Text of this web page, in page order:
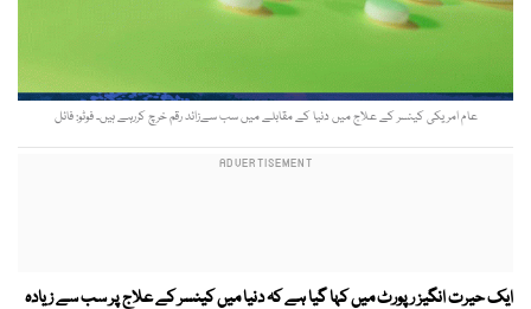
عام امریکی کینسر کے علاج میں دنیا کے مقابلے میں سب سےزائد رقم خرچ کررہے ہیں۔ فوٹو: فائل
ایک حیرت انگیز رپورٹ میں کہا گیا ہے کہ دنیا میں کینسر کے علاج پر سب سے زیادہ